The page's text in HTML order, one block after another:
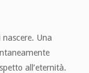
Una
all’eternità.